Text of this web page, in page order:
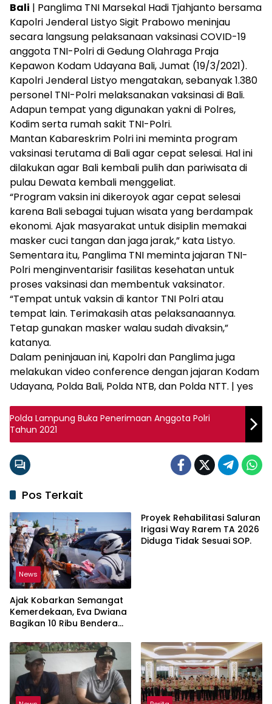
Bali | Panglima TNI Marsekal Hadi Tjahjanto bersama
Kapolri Jenderal Listyo Sigit Prabowo meninjau
secara langsung pelaksanaan vaksinasi COVID-19
anggota TNI-Polri di Gedung Olahraga Praja
Kepawon Kodam Udayana Bali, Jumat (19/3/2021).
Kapolri Jenderal Listyo mengatakan, sebanyak 1.380
personel TNI-Polri melaksanakan vaksinasi di Bali.
Adapun tempat yang digunakan yakni di Polres,
Kodim serta rumah sakit TNI-Polri.
Mantan Kabareskrim Polri ini meminta program
vaksinasi terutama di Bali agar cepat selesai. Hal ini
dilakukan agar Bali kembali pulih dan pariwisata di
pulau Dewata kembali menggeliat.
“Program vaksin ini dikeroyok agar cepat selesai
karena Bali sebagai tujuan wisata yang berdampak
ekonomi. Ajak masyarakat untuk disiplin memakai
masker cuci tangan dan jaga jarak,” kata Listyo.
Sementara itu, Panglima TNI meminta jajaran TNI-
Polri menginventarisir fasilitas kesehatan untuk
proses vaksinasi dan membentuk vaksinator.
“Tempat untuk vaksin di kantor TNI Polri atau
tempat lain. Terimakasih atas pelaksanaannya.
Tetap gunakan masker walau sudah divaksin,”
katanya.
Dalam peninjauan ini, Kapolri dan Panglima juga
melakukan video conference dengan jajaran Kodam
Udayana, Polda Bali, Polda NTB, dan Polda NTT. | yes
Polda Lampung Buka Penerimaan Anggota Polri
Tahun 2021
Pos Terkait
News
Ajak Kobarkan Semangat
Kemerdekaan, Eva Dwiana
Bagikan 10 Ribu Bendera
Proyek Rehabilitasi Saluran
Irigasi Way Rarem TA 2026
Diduga Tidak Sesuai SOP.